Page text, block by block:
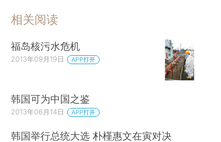
相关阅读
福岛核污水危机
2013年09月19日 APP打开
韩国可为中国之鉴
2013年06月14日 APP打开
韩国举行总统大选 朴槿惠文在寅对决